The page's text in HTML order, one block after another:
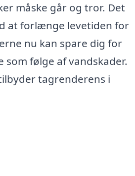
måske går og tror. Det
at forlænge levetiden for
nu kan spare dig for
følge af vandskader.
tagrenderens i